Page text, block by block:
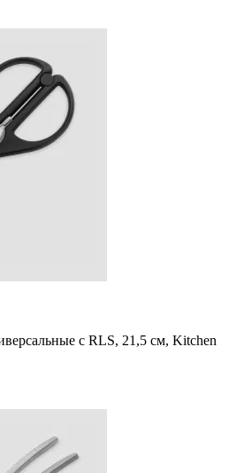
с RLS, 21,5 cм, Kitchen